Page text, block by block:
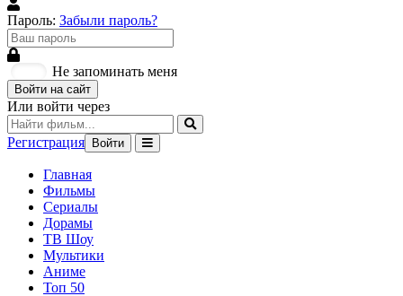
Пароль: Забыли пароль?
Не запоминать меня
Войти на сайт
Или войти через
Регистрация Войти
Главная
Фильмы
Сериалы
Дорамы
ТВ Шоу
Мультики
Аниме
Топ 50